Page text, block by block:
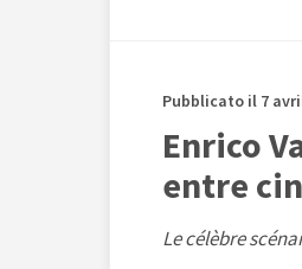
Pubblicato il 7
Enrico
entre
Le célèbre